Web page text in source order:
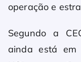
operação e
Segundo a
ainda está em